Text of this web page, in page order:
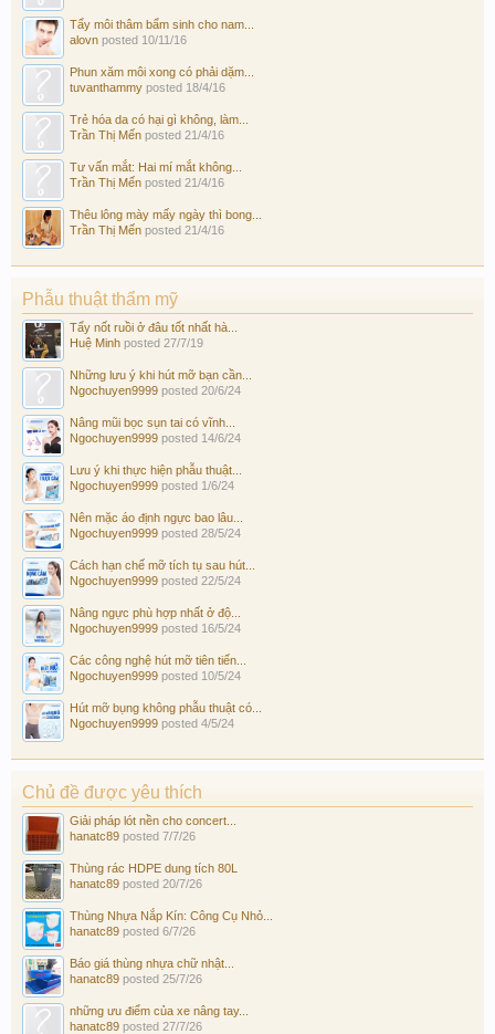
Tẩy môi thâm bẩm sinh cho nam...
alovn posted 10/11/16
Phun xăm môi xong có phải dặm...
tuvanthammy posted 18/4/16
Trẻ hóa da có hại gì không, làm...
Trần Thị Mến posted 21/4/16
Tư vấn mắt: Hai mí mắt không...
Trần Thị Mến posted 21/4/16
Thêu lông mày mấy ngày thì bong...
Trần Thị Mến posted 21/4/16
Phẫu thuật thẩm mỹ
Tẩy nốt ruồi ở đâu tốt nhất hà...
Huệ Minh posted 27/7/19
Những lưu ý khi hút mỡ bạn cần...
Ngochuyen9999 posted 20/6/24
Nâng mũi bọc sụn tai có vĩnh...
Ngochuyen9999 posted 14/6/24
Lưu ý khi thực hiện phẫu thuật...
Ngochuyen9999 posted 1/6/24
Nên mặc áo định ngực bao lâu...
Ngochuyen9999 posted 28/5/24
Cách hạn chế mỡ tích tụ sau hút...
Ngochuyen9999 posted 22/5/24
Nâng ngực phù hợp nhất ở độ...
Ngochuyen9999 posted 16/5/24
Các công nghệ hút mỡ tiên tiến...
Ngochuyen9999 posted 10/5/24
Hút mỡ bụng không phẫu thuật có...
Ngochuyen9999 posted 4/5/24
Chủ đề được yêu thích
Giải pháp lót nền cho concert...
hanatc89 posted 7/7/26
Thùng rác HDPE dung tích 80L
hanatc89 posted 20/7/26
Thùng Nhựa Nắp Kín: Công Cụ Nhỏ...
hanatc89 posted 6/7/26
Báo giá thùng nhựa chữ nhật...
hanatc89 posted 25/7/26
những ưu điểm của xe nâng tay...
hanatc89 posted 27/7/26